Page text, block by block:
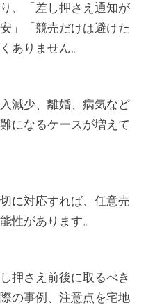
、「差し押さえ通知が
」「競売だけは避けた
ありません。
減少、離婚、病気など
になるケースが増えて
に対応すれば、任意売
性があります。
押さえ前後に取るべき
の事例、注意点を宅地